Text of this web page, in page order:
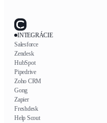
INTEGRÁCIE
Salesforce
Zendesk
HubSpot
Pipedrive
Zoho CRM
Gong
Zapier
Freshdesk
Help Scout